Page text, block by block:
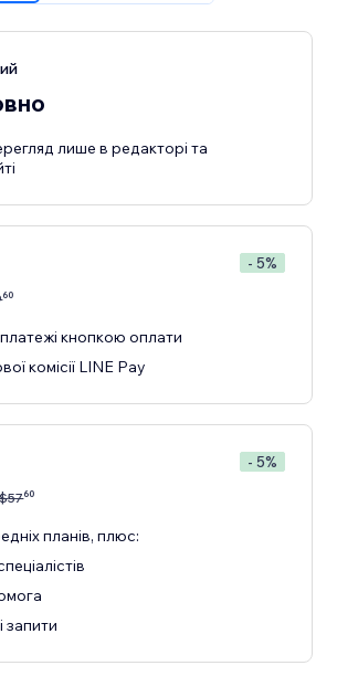
лише в редакторі та
- 5%
60
кнопкою оплати
комісії LINE Pay
- 5%
$5760
планів, плюс:
запити